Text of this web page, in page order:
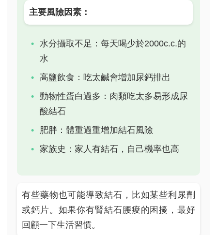
主要風險因素：
水分攝取不足：每天喝少於2000c.c.的
水
高鹽飲食：吃太鹹會增加尿鈣排出
動物性蛋白過多：肉類吃太多易形成尿
酸結石
肥胖：體重過重增加結石風險
家族史：家人有結石，自己機率也高
有些藥物也可能導致結石，比如某些利尿劑
或鈣片。如果你有腎結石腰痠的困擾，最好
回顧一下生活習慣。